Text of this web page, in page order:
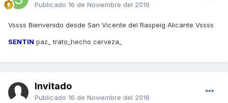
Publicado 16 de Noviembre del 2016
Vssss Bienvenido desde San Vicente del Raspeig Alicante Vssss
SENTIN paz_ trato_hecho cerveza_
Invitado
Publicado 16 de Noviembre del 2016